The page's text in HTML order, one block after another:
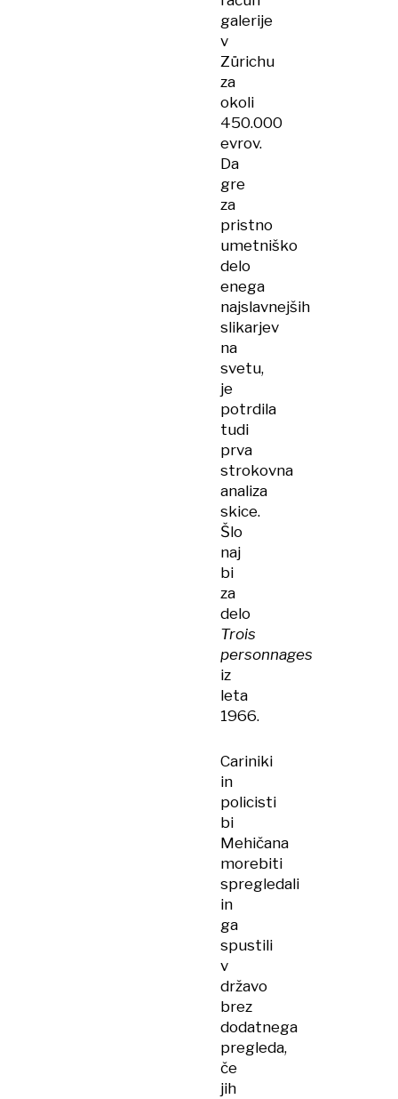
galerije
v
Zürichu
za
okoli
450.000
evrov.
Da
gre
za
pristno
umetniško
delo
enega
najslavnejših
slikarjev
na
svetu,
je
potrdila
tudi
prva
strokovna
analiza
skice.
Šlo
naj
bi
za
delo
Trois
personnages
iz
leta
1966.
Cariniki
in
policisti
bi
Mehičana
morebiti
spregledali
in
ga
spustili
v
državo
brez
dodatnega
pregleda,
če
jih